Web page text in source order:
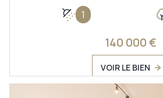
1
140 000 €
VOIR LE BIEN